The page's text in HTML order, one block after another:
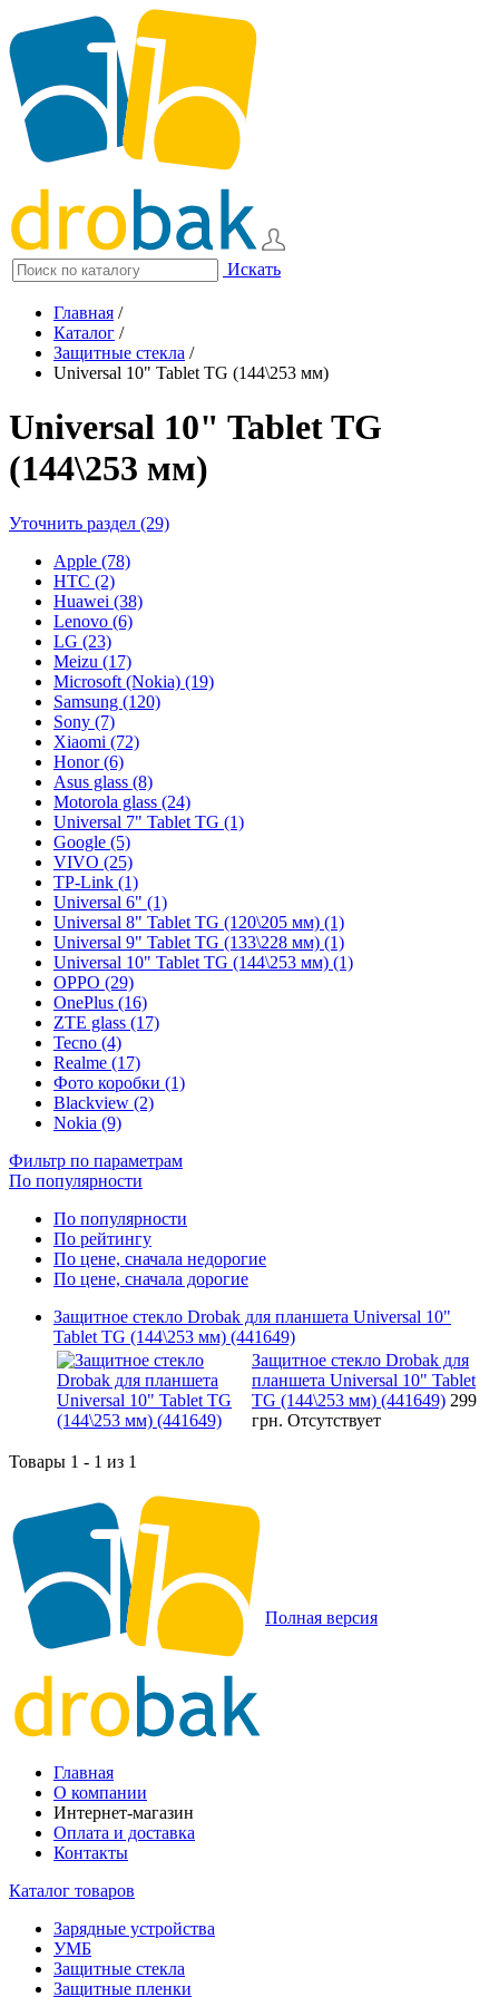
Искать
Главная /
Каталог /
Защитные стекла /
Universal 10" Tablet TG (144\253 мм)
Universal 10" Tablet TG
(144\253 мм)
Уточнить раздел (29)
Apple (78)
HTC (2)
Huawei (38)
Lenovo (6)
LG (23)
Meizu (17)
Microsoft (Nokia) (19)
Samsung (120)
Sony (7)
Xiaomi (72)
Honor (6)
Asus glass (8)
Motorola glass (24)
Universal 7" Tablet TG (1)
Google (5)
VIVO (25)
TP-Link (1)
Universal 6" (1)
Universal 8" Tablet TG (120\205 мм) (1)
Universal 9" Tablet TG (133\228 мм) (1)
Universal 10" Tablet TG (144\253 мм) (1)
OPPO (29)
OnePlus (16)
ZTE glass (17)
Tecno (4)
Realme (17)
Фото коробки (1)
Blackview (2)
Nokia (9)
Фильтр по параметрам
По популярности
По популярности
По рейтингу
По цене, сначала недорогие
По цене, сначала дорогие
Защитное стекло Drobak для планшета Universal 10"
Tablet TG (144\253 мм) (441649)
Защитное стекло Drobak для
планшета Universal 10" Tablet
TG (144\253 мм) (441649) 299
грн. Отсутствует
Товары 1 - 1 из 1
Полная версия
Главная
О компании
Интернет-магазин
Оплата и доставка
Контакты
Каталог товаров
Зарядные устройства
УМБ
Защитные стекла
Защитные пленки